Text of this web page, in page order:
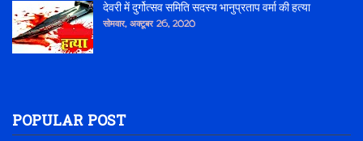
देवरी में दुर्गोत्सव समिति सदस्य भानुप्रताप वर्मा की हत्या
सोमवार, अक्टूबर 26, 2020
POPULAR POST